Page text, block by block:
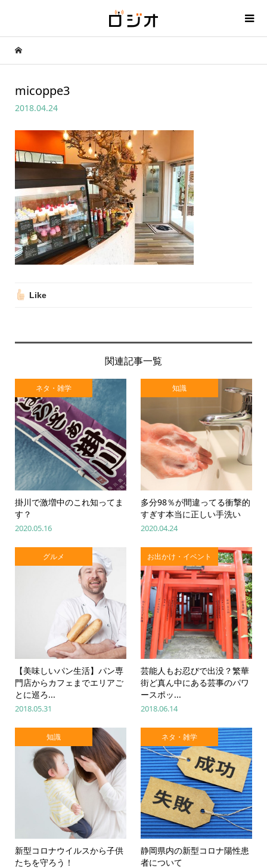
micoppe3
2018.04.24
Like
関連記事一覧
ネタ・雑学
掛川で激増中のこれ知ってま
す？
2020.05.16
知識
多分98％が間違ってる衝撃的
すぎす本当に正しい手洗い
2020.04.24
グルメ
【美味しいパン生活】パン専
門店からカフェまでエリアご
とに巡ろ...
2018.05.31
お出かけ・イベント
芸能人もお忍びで出没？繁華
街ど真ん中にある芸事のパワ
ースポッ...
2018.06.14
知識
新型コロナウイルスから子供
たちを守ろう！
ネタ・雑学
静岡県内の新型コロナ陽性患
者について